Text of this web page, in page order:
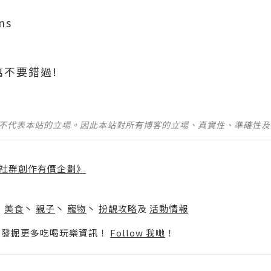
要錯過!
代表本站的立場。因此本站對所有博客的立場、真實性、準確性
群創作有價企劃》
美食 丶 親子 丶 寵物 丶 扮靚攻略及 活動情報
掘更多吃喝玩樂資訊！ Follow 我哋 ！